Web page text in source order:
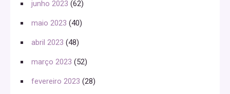
junho 2023 (62)
maio 2023 (40)
abril 2023 (48)
março 2023 (52)
fevereiro 2023 (28)